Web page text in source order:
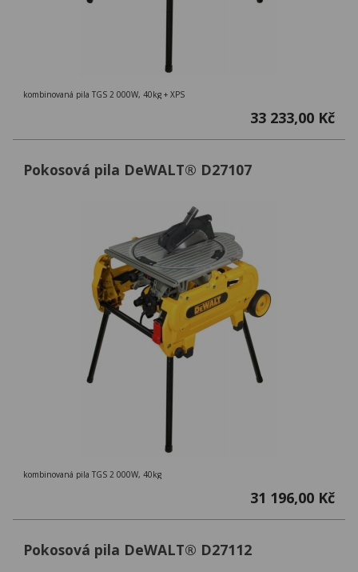
kombinovaná pila TGS 2 000W, 40kg + XPS
33 233,00 Kč
Pokosová pila DeWALT® D27107
kombinovaná pila TGS 2 000W, 40kg
31 196,00 Kč
Pokosová pila DeWALT® D27112